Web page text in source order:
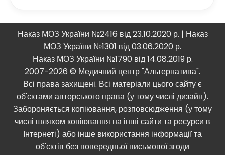
Наказ МОЗ України №2416 від 23.10.2020 р. | Наказ
МОЗ України №1301 від 03.06.2020 р.
Наказ МОЗ України №1790 від 14.08.2019 р.
2007-2026 © Медичний центр "Альтернатива".
Всі права захищені. Всі матеріали цього сайту є
об'єктами авторського права (у тому числі дизайн).
Забороняється копіювання, розповсюдження (у тому
числі шляхом копіювання на інші сайти та ресурси в
Інтернеті) або інше використання інформації та
об'єктів без попередньої письмової згоди